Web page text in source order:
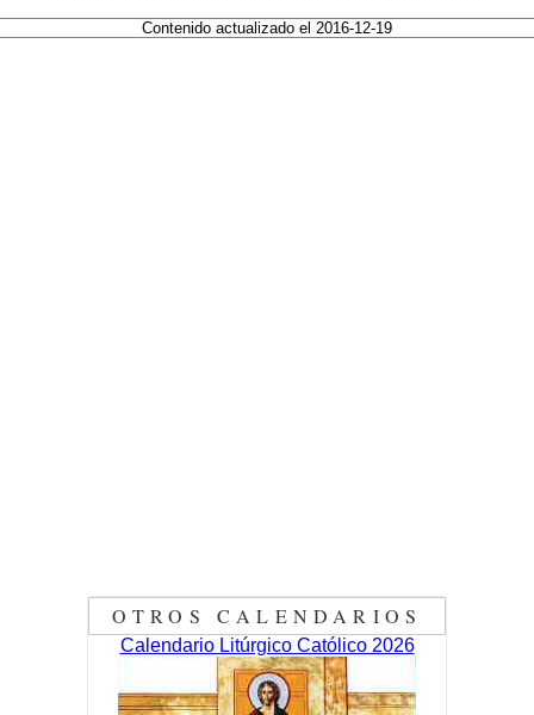
Contenido actualizado el 2016-12-19
OTROS CALENDARIOS
Calendario Litúrgico Católico 2026